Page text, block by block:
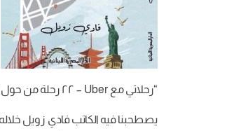
“رحلاتي مع Uber – ٢٢ رحلة من حول العالم” إصدار جديد عن الدار المصرية اللبنانية تحت تصنيف أدب الرحلات.
يصطحبنا فيه الكاتب فادي زويل